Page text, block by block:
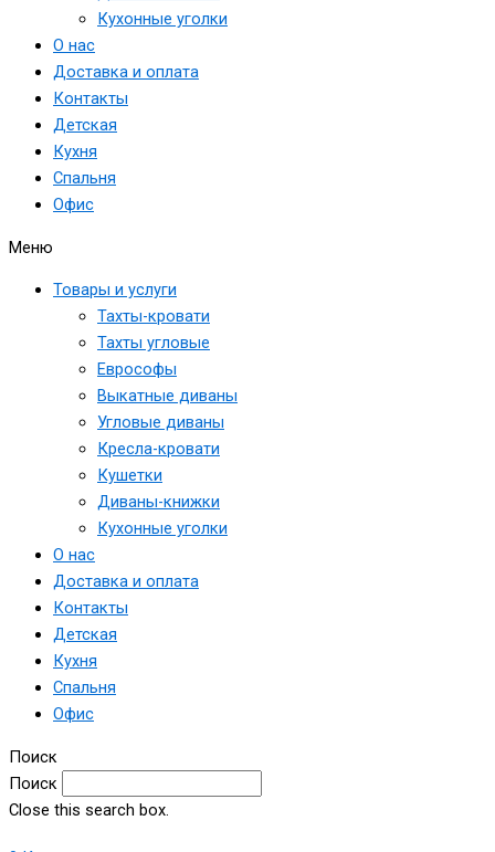
Кухонные уголки
О нас
Доставка и оплата
Контакты
Детская
Кухня
Спальня
Офис
Меню
Товары и услуги
Тахты-кровати
Тахты угловые
Еврософы
Выкатные диваны
Угловые диваны
Кресла-кровати
Кушетки
Диваны-книжки
Кухонные уголки
О нас
Доставка и оплата
Контакты
Детская
Кухня
Спальня
Офис
Поиск
Поиск
Close this search box.